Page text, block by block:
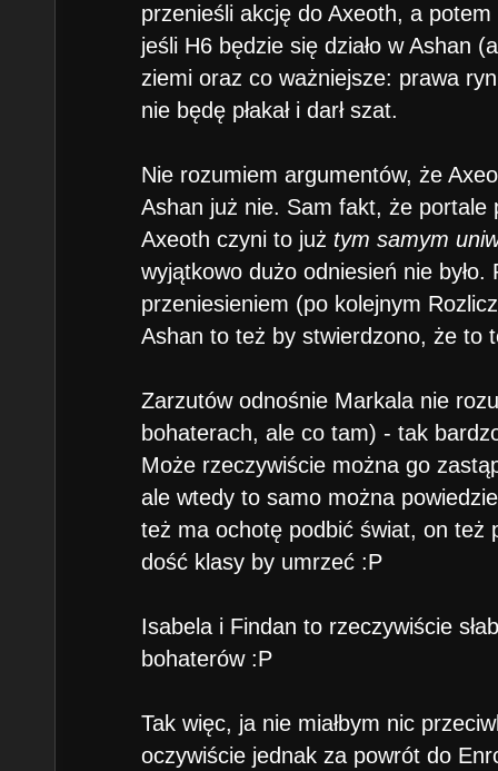
przenieśli akcję do Axeoth, a
jeśli H6 będzie się działo w Ashan
ziemi oraz co ważniejsze: prawa
nie będę płakał i darł szat.
Nie rozumiem argumentów, że
Ashan już nie. Sam fakt, że portale
Axeoth czyni to już tym samym
wyjątkowo dużo odniesień nie
przeniesieniem (po kolejnym
Ashan to też by stwierdzono, że to
Zarzutów odnośnie Markala nie
bohaterach, ale co tam) - tak
Może rzeczywiście można go
ale wtedy to samo można
też ma ochotę podbić świat, on też
dość klasy by umrzeć :P
Isabela i Findan to rzeczywiście
bohaterów :P
Tak więc, ja nie miałbym nic
oczywiście jednak za powrót do